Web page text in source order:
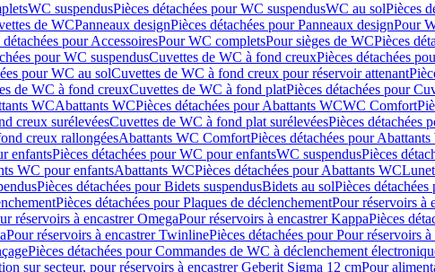
WC suspendusPièces détachées pour WC suspendusWC au solPièces
de WCPanneaux designPièces détachées pour Panneaux designPour
détachées pour AccessoiresPour WC completsPour sièges de WCPièces
pour WC suspendusCuvettes de WC à fond creuxPièces détachées
pour WC au solCuvettes de WC à fond creux pour réservoir attenant
de WC à fond creuxCuvettes de WC à fond platPièces détachées pour
WCAbattants WCPièces détachées pour Abattants WCWC Comfort
creux surélevéesCuvettes de WC à fond plat surélevéesPièces détachées
creux rallongéesAbattants WC ComfortPièces détachées pour
enfantsPièces détachées pour WC pour enfantsWC suspendusPièces
WC pour enfantsAbattants WCPièces détachées pour Abattants WC
Pièces détachées pour Bidets suspendusBidets au solPièces
Pièces détachées pour Plaques de déclenchementPour réservoirs à
réservoirs à encastrer OmegaPour réservoirs à encastrer KappaPièces
Pour réservoirs à encastrer TwinlinePièces détachées pour Pour réservoirs à
Pièces détachées pour Commandes de WC à déclenchement
sur secteur, pour réservoirs à encastrer Geberit Sigma 12 cmPour